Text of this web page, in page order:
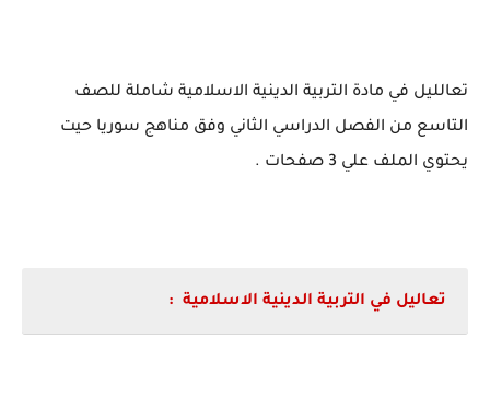
تعالليل في مادة التربية الدينية الاسلامية شاملة للصف
التاسع من الفصل الدراسي الثاني وفق مناهج سوريا حيت
يحتوي الملف علي 3 صفحات .
تعاليل في التربية الدينية الاسلامية :